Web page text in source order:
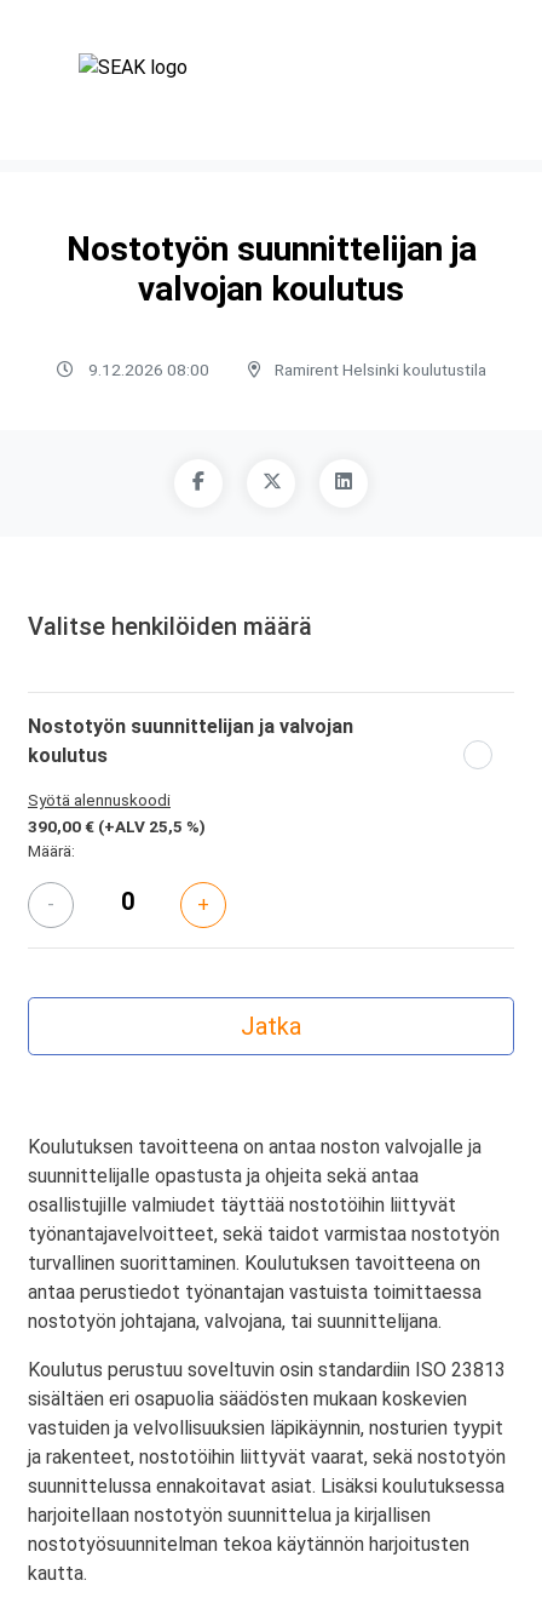
Nostotyön suunnittelijan ja
valvojan koulutus
9.12.2026 08:00 Ramirent Helsinki koulutustila
Valitse henkilöiden määrä
Nostotyön suunnittelijan ja valvojan
koulutus
Syötä alennuskoodi
390,00 € (+ALV 25,5 %)
Määrä:
- +
Koulutuksen tavoitteena on antaa noston valvojalle ja
suunnittelijalle opastusta ja ohjeita sekä antaa
osallistujille valmiudet täyttää nostotöihin liittyvät
työnantajavelvoitteet, sekä taidot varmistaa nostotyön
turvallinen suorittaminen. Koulutuksen tavoitteena on
antaa perustiedot työnantajan vastuista toimittaessa
nostotyön johtajana, valvojana, tai suunnittelijana.
Koulutus perustuu soveltuvin osin standardiin ISO 23813
sisältäen eri osapuolia säädösten mukaan koskevien
vastuiden ja velvollisuuksien läpikäynnin, nosturien tyypit
ja rakenteet, nostotöihin liittyvät vaarat, sekä nostotyön
suunnittelussa ennakoitavat asiat. Lisäksi koulutuksessa
harjoitellaan nostotyön suunnittelua ja kirjallisen
nostotyösuunnitelman tekoa käytännön harjoitusten
kautta.